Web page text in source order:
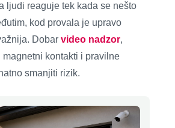
ljudi reaguje tek kada se nešto
kod provala je upravo
Dobar video nadzor,
magnetni kontakti i pravilne
smanjiti rizik.